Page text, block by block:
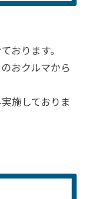
おります。
おクルマから
施しておりま